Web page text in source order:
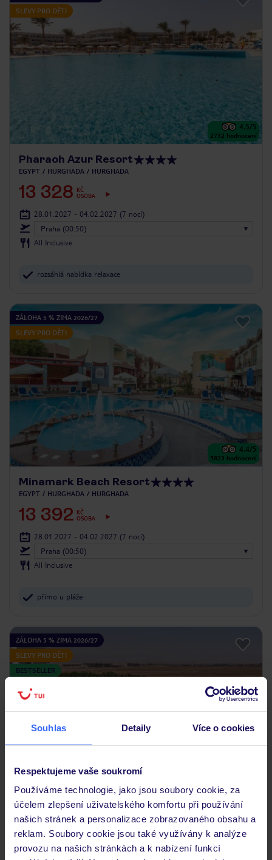
Souhlas Detaily Více o cookies
Respektujeme vaše soukromí
Používáme technologie, jako jsou soubory cookie, za
účelem zlepšení uživatelského komfortu při používání
našich stránek a personalizace zobrazovaného obsahu a
reklam. Soubory cookie jsou také využívány k analýze
provozu na našich stránkách a k nabízení funkcí
SLEVY PRO DĚTI
4.5/5
2732 hodnocení
Pharaoh Azur Resort
EGYPT HURGHADA HURGHADA
13 328
KČ
OSOBA
28.01.2027 - 04.02.2027 (7 nocí)
Praha (00:50)
All Inclusive
rozsáhlá nabídka relaxace
ZÁLOHA 5 % ZIMA 2026/27
SLEVY PRO DĚTI
4.4/5
5823 hodnocení
Minamark Beach Resort
EGYPT HURGHADA HURGHADA
13 392 KČ
OSOBA
28.01.2027 - 04.02.2027 (7 nocí)
Praha (00:50)
All Inclusive
přímo u pláže
ZÁLOHA 5 % ZIMA 2026/27
SLEVY PRO DĚTI
BESTSELLER
Amwaj Beach Club Resort & Aqua Park
13 775 KČ
OSOBA